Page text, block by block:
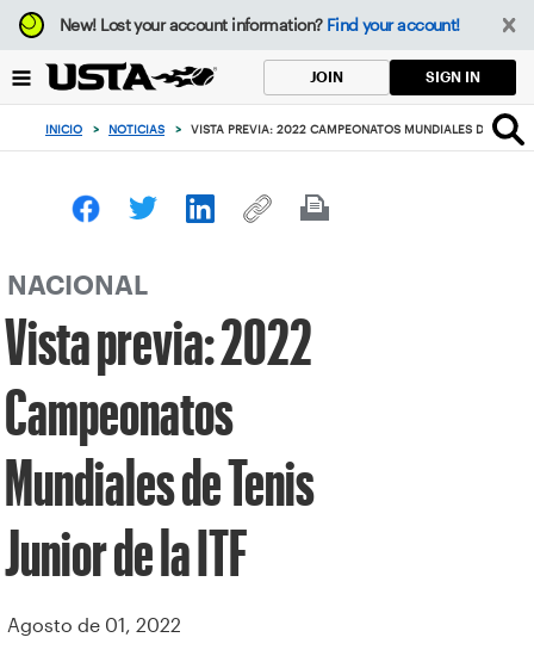
Enfoque
desde
botón
volver
principio
New!Lost your account information? Find your account!
JOIN SIGN IN
INICIO > NOTICIAS > VISTA PREVIA: 2022 CAMPEONATOS MUNDIALES DE TENIS
NACIONAL
Vista previa: 2022
Campeonatos
Mundiales de Tenis
Junior de la ITF
Agosto de 01, 2022